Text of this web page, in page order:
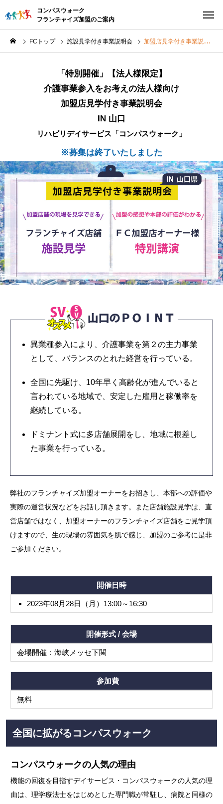
コンパスウォーク
フランチャイズ加盟のご案内
FCトップ 施設見学付き事業説明会 加盟店見学付き事業説明会 IN 山口
「特別開催」【法人様限定】
介護事業参入をお考えの法人様向け
加盟店見学付き事業説明会
IN 山口
リハビリデイサービス「コンパスウォーク」
※募集は終了いたしました
異業種参入により、介護事業を第２の主力事業
として、バランスのとれた経営を行っている。
全国に先駆け、10年早く高齢化が進んでいると
言われている地域で、安定した雇用と稼働率を
継続している。
ドミナント式に多店舗展開をし、地域に根差し
た事業を行っている。
弊社のフランチャイズ加盟オーナーをお招きし、本部への評価や
実際の運営状況などをお話し頂きます。また店舗施設見学は、直
営店舗ではなく、加盟オーナーのフランチャイズ店舗をご見学頂
けますので、生の現場の雰囲気を肌で感じ、加盟のご参考に是非
ご参加ください。
開催日時
2023年08月28日（月）13:00～16:30
開催形式 / 会場
会場開催：海峡メッセ下関
参加費
無料
全国に拡がるコンパスウォーク
コンパスウォークの人気の理由
機能の回復を目指すデイサービス・コンパスウォークの人気の理
由は、理学療法士をはじめとした専門職が常駐し、病院と同様の